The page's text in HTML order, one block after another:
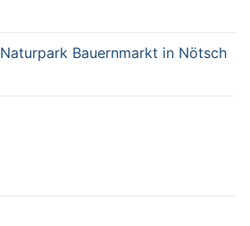
Naturpark Bauernmarkt in Nötsch